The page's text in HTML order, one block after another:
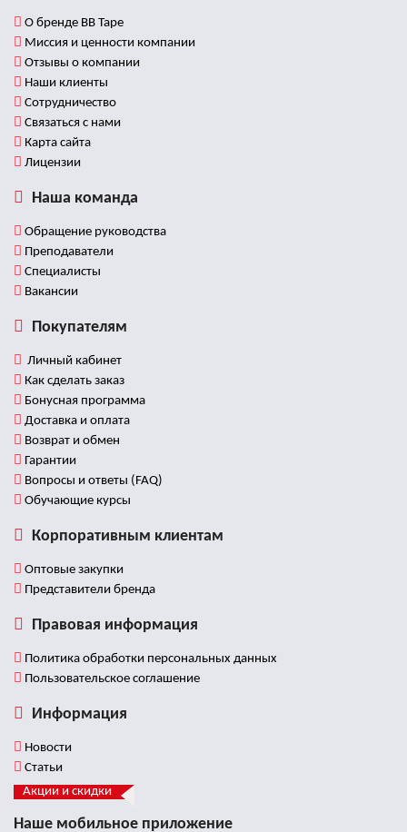
О бренде BB Tape
Миссия и ценности компании
Отзывы о компании
Наши клиенты
Сотрудничество
Связаться с нами
Карта сайта
Лицензии
Наша команда
Обращение руководства
Преподаватели
Специалисты
Вакансии
Покупателям
Личный кабинет
Как сделать заказ
Бонусная программа
Доставка и оплата
Возврат и обмен
Гарантии
Вопросы и ответы (FAQ)
Обучающие курсы
Корпоративным клиентам
Оптовые закупки
Представители бренда
Правовая информация
Политика обработки персональных данных
Пользовательское соглашение
Информация
Новости
Статьи
Акции и скидки
Наше мобильное приложение